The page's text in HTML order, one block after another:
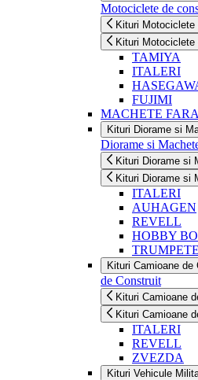
Motociclete de
Kituri
Kituri
TAMIYA
ITALERI
FUJIMI
MACHETE
Kituri Diorame si
Diorame si
Kituri Diorame si
Kituri Diorame si
ITALERI
AUHAGEN
REVELL
HOBBY
Kituri Camioane de
de Construit
Kituri Camioane
Kituri Camioane
ITALERI
REVELL
ZVEZDA
Kituri Vehicule